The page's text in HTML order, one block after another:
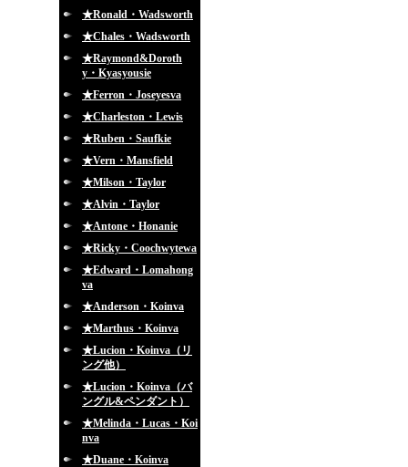
★Ronald・Wadsworth
★Chales・Wadsworth
★Raymond&Doroth
y・Kyasyousie
★Ferron・Joseyesva
★Charleston・Lewis
★Ruben・Saufkie
★Vern・Mansfield
★Milson・Taylor
★Alvin・Taylor
★Antone・Honanie
★Ricky・Coochwytewa
★Edward・Lomahong
va
★Anderson・Koinva
★Marthus・Koinva
★Lucion・Koinva（リ
ング他）
★Lucion・Koinva（バ
ングル&ペンダント）
★Melinda・Lucas・Koi
nva
★Duane・Koinva